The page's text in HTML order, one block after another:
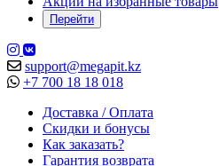
Перейти
support@megapit.kz
+7 700 18 18 018
Доставка / Оплата
Скидки и бонусы
Как заказать?
Гарантия возврата